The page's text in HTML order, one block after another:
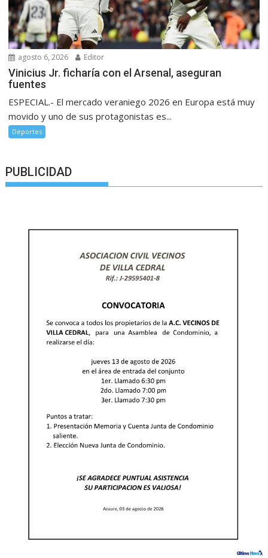
agosto 6, 2026 Editor
Vinicius Jr. ficharía con el Arsenal, aseguran
fuentes
ESPECIAL.- El mercado veraniego 2026 en Europa está muy
movido y uno de sus protagonistas es...
Deportes
PUBLICIDAD